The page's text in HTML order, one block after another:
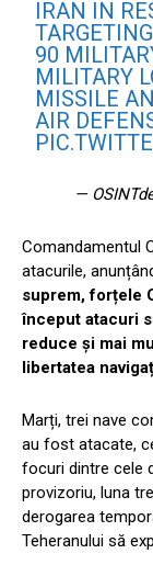
IRAN IN
90
MILITARY
MISSILE
AIR
—
Comandamentul
atacurile,
suprem, forțele
început atacuri
reduce și mai
libertatea
Marți, trei nave
au fost atacate,
focuri dintre cele
provizoriu, luna
derogarea
Teheranului să